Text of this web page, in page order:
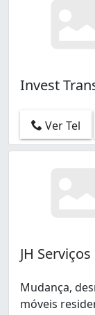
Invest
Ver Tel
JH
Mudança,
móveis